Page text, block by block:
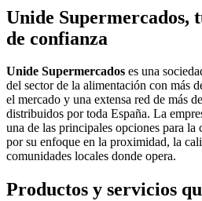
Unide Supermercados,
de confianza
Unide Supermercados es una
del sector de la alimentación con más
el mercado y una extensa red de más
distribuidos por toda España. La
una de las principales opciones para la
por su enfoque en la proximidad, la
comunidades locales donde opera.
Productos y servicios